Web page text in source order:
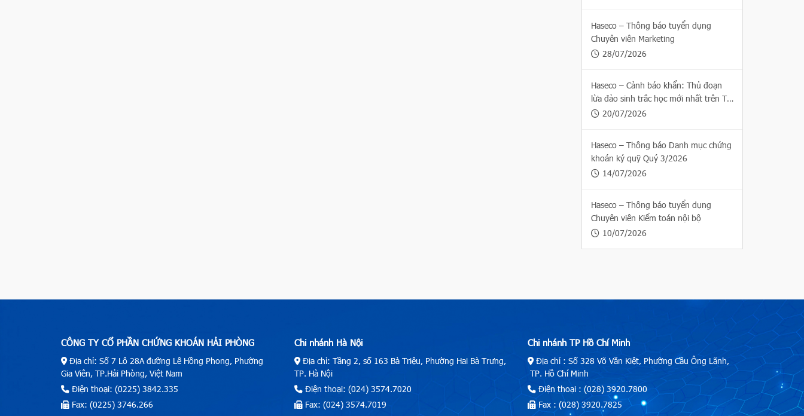
Haseco – Thông báo tuyển dụng
Chuyên viên Marketing
28/07/2026
Haseco – Cảnh báo khẩn: Thủ đoạn
lừa đảo sinh trắc học mới nhất trên Thị
trường chứng khoán
20/07/2026
Haseco – Thông báo Danh mục chứng
khoán ký quỹ Quý 3/2026
14/07/2026
Haseco – Thông báo tuyển dụng
Chuyên viên Kiểm toán nội bộ
10/07/2026
CÔNG TY CỔ PHẦN CHỨNG KHOÁN HẢI PHÒNG
Địa chỉ: Số 7 Lô 28A đường Lê Hồng Phong, Phường
Gia Viên, TP.Hải Phòng, Việt Nam
Điện thoại: (0225) 3842.335
Fax: (0225) 3746.266
Chi nhánh Hà Nội
Địa chỉ: Tầng 2, số 163 Bà Triệu, Phường Hai Bà Trưng,
TP. Hà Nội
Điện thoại: (024) 3574.7020
Fax: (024) 3574.7019
Chi nhánh TP Hồ Chí Minh
Địa chỉ : Số 328 Võ Văn Kiệt, Phường Cầu Ông Lãnh,
TP. Hồ Chí Minh
Điện thoại : (028) 3920.7800
Fax : (028) 3920.7825